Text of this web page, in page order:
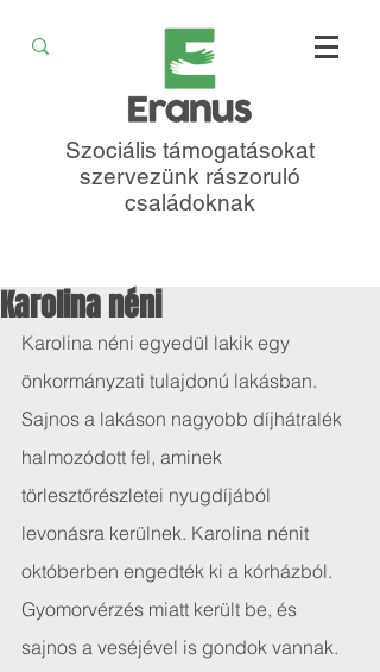
Szociális támogatásokat
szervezünk rászoruló
családoknak
Karolina néni
Karolina néni egyedül lakik egy
önkormányzati tulajdonú lakásban.
Sajnos a lakáson nagyobb díjhátralék
halmozódott fel, aminek
törlesztőrészletei nyugdíjából
levonásra kerülnek. Karolina nénit
októberben engedték ki a kórházból.
Gyomorvérzés miatt került be, és
sajnos a veséjével is gondok vannak.